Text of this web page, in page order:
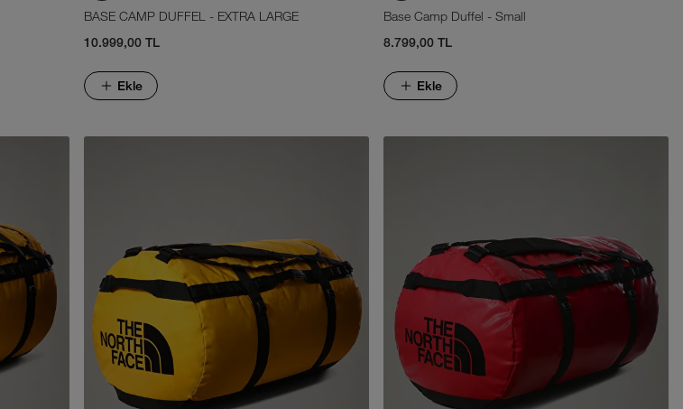
BASE CAMP DUFFEL - EXTRA LARGE
10.999,00 TL
Ekle
Base Camp Duffel - Small
8.799,00 TL
Ekle